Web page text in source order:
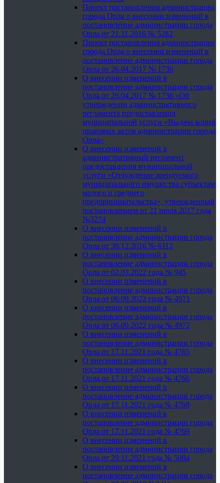
Проект постановления администрации
города Орла о внесении изменений в
постановление администрации города
Орла от 21.11.2016 № 5282
Проект постановления администрации
города Орла о внесении изменений в
постановление администрации города
Орла от 26.04.2017 № 1736
О внесении изменений в
постановление администрации города
Орла от 26.04.2017 № 1736 «Об
утверждении административного
регламента предоставления
муниципальной услуги «Выдача копий
правовых актов администрации города
Орла»
О внесении изменений в
административный регламент
предоставления муниципальной
услуги «Отчуждение арендуемого
муниципального имущества субъектам
малого и среднего
предпринимательства», утвержденный
постановлением от 21 июля 2017 года
№3274
О внесении изменений в
постановление администрации города
Орла от 30.12.2016 № 6112
О внесении изменений в
постановление администрации города
Орла от 02.03.2022 года № 945
О внесении изменений в
постановление администрации города
Орла от 06.09.2022 года № 4971
О внесении изменений в
постановление администрации города
Орла от 06.09.2022 года № 4972
О внесении изменений в
постановление администрации города
Орла от 17.11.2021 года № 4765
О внесении изменений в
постановление администрации города
Орла от 17.11.2021 года № 4766
О внесении изменений в
постановление администрации города
Орла от 17.11.2021 года № 4768
О внесении изменений в
постановление администрации города
Орла от 17.11.2021 года № 4769
О внесении изменений в
постановление администрации города
Орла от 29.11.2021 года № 5084
О внесении изменений в
постановление администрации города